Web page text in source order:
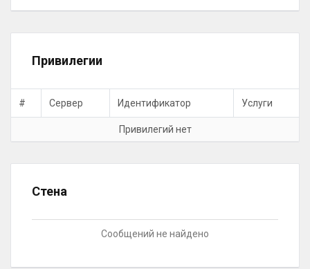
Привилегии
# Сервер Идентификатор Услуги
Привилегий нет
Стена
Сообщений не найдено